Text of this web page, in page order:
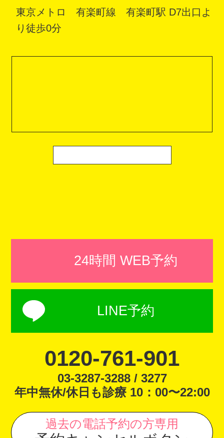
東京メトロ 有楽町線 有楽町駅 D7出口よ
り徒歩0分
24時間 WEB予約
LINE予約
0120-761-901
03-3287-3288 / 3277
年中無休/休日も診療 10：00〜22:00
過去の電話予約の方専用